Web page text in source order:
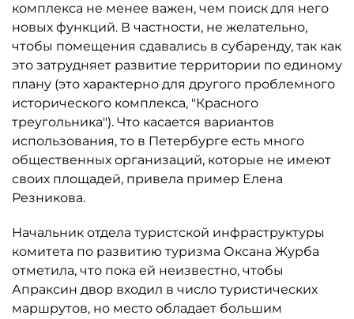
комплекса не менее важен, чем поиск для него
новых функций. В частности, не желательно,
чтобы помещения сдавались в субаренду, так как
это затрудняет развитие территории по единому
плану (это характерно для другого проблемного
исторического комплекса, "Красного
треугольника"). Что касается вариантов
использования, то в Петербурге есть много
общественных организаций, которые не имеют
своих площадей, привела пример Елена
Резникова.
Начальник отдела туристской инфраструктуры
комитета по развитию туризма Оксана Журба
отметила, что пока ей неизвестно, чтобы
Апраксин двор входил в число туристических
маршрутов, но место обладает большим